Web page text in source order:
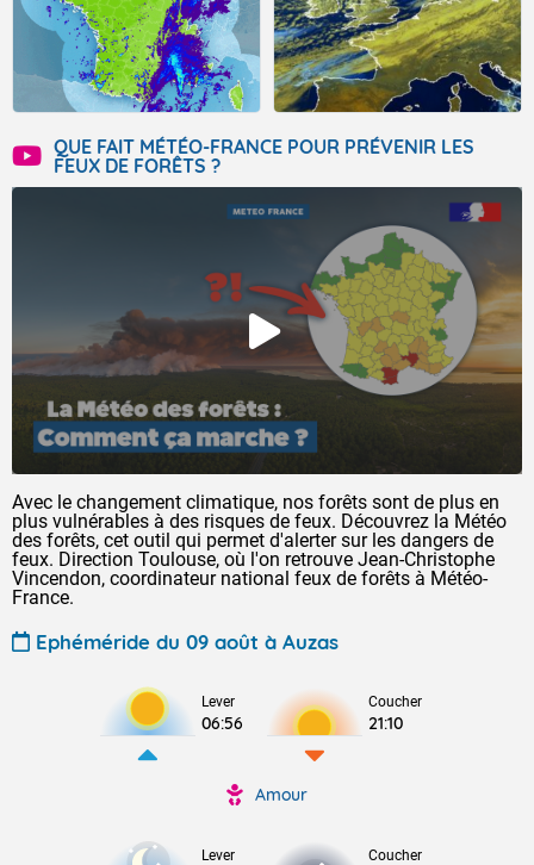
QUE FAIT MÉTÉO-FRANCE POUR PRÉVENIR LES
FEUX DE FORÊTS ?
Avec le changement climatique, nos forêts sont de plus en
plus vulnérables à des risques de feux. Découvrez la Météo
des forêts, cet outil qui permet d'alerter sur les dangers de
feux. Direction Toulouse, où l'on retrouve Jean-Christophe
Vincendon, coordinateur national feux de forêts à Météo-
France.
Ephéméride du 09 août à Auzas
Lever
06:56
Coucher
21:10
Amour
Lever Coucher